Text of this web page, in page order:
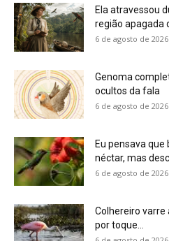
6 de agosto de 2026